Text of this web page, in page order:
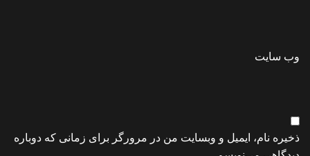
وب‌ سایت
ذخیره نام، ایمیل و وبسایت من در مرورگر برای زمانی که دوباره